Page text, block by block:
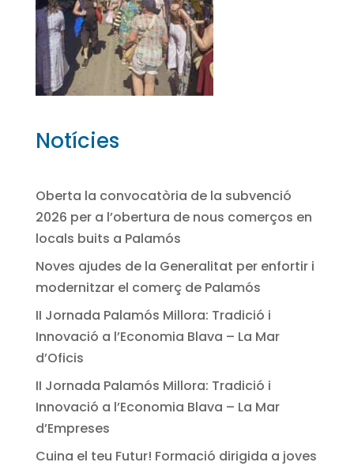
Notícies
Oberta la convocatòria de la subvenció
2026 per a l’obertura de nous comerços en
locals buits a Palamós
Noves ajudes de la Generalitat per enfortir i
modernitzar el comerç de Palamós
II Jornada Palamós Millora: Tradició i
Innovació a l’Economia Blava – La Mar
d’Oficis
II Jornada Palamós Millora: Tradició i
Innovació a l’Economia Blava – La Mar
d’Empreses
Cuina el teu Futur! Formació dirigida a joves